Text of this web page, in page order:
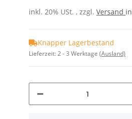
inkl. 20% USt. , zzgl. Versand
Knapper Lagerbestand
Lieferzeit:2 - 3 Werktage (Ausland)